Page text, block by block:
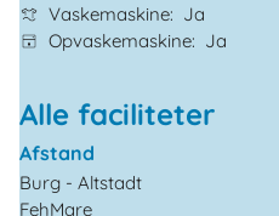
Vaskemaskine
Ja
Opvaskemaskine
Ja
Alle faciliteter
Afstand
Burg - Altstadt
FehMare